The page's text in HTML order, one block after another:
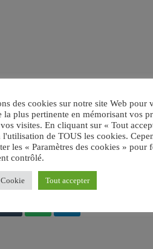
des cookies sur notre site Web pour
la plus pertinente en mémorisant vos
visites. En cliquant sur « Tout
l'utilisation de TOUS les cookies.
les « Paramètres des cookies » pour
contrôlé.
Cookie Tout accepter